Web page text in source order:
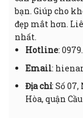
bạn. Giúp cho
đẹp mắt hơn.
nhất.
Hotline:
Email:
Địa chỉ: Số
Hòa, quận